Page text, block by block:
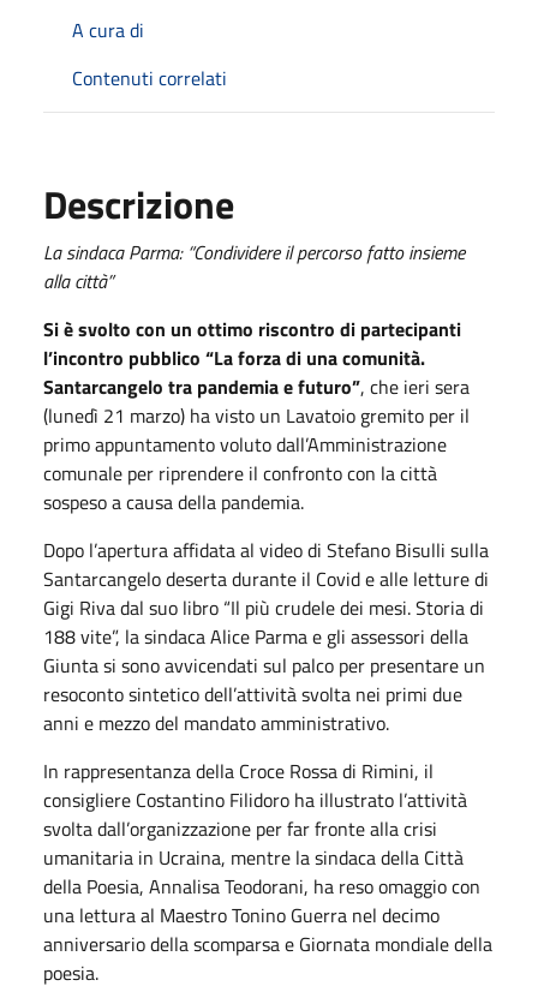
A cura di
Contenuti correlati
Descrizione
La sindaca Parma: “Condividere il percorso fatto insieme
alla città”
Si è svolto con un ottimo riscontro di partecipanti
l’incontro pubblico “La forza di una comunità.
Santarcangelo tra pandemia e futuro”, che ieri sera
(lunedì 21 marzo) ha visto un Lavatoio gremito per il
primo appuntamento voluto dall’Amministrazione
comunale per riprendere il confronto con la città
sospeso a causa della pandemia.
Dopo l’apertura affidata al video di Stefano Bisulli sulla
Santarcangelo deserta durante il Covid e alle letture di
Gigi Riva dal suo libro “Il più crudele dei mesi. Storia di
188 vite”, la sindaca Alice Parma e gli assessori della
Giunta si sono avvicendati sul palco per presentare un
resoconto sintetico dell’attività svolta nei primi due
anni e mezzo del mandato amministrativo.
In rappresentanza della Croce Rossa di Rimini, il
consigliere Costantino Filidoro ha illustrato l’attività
svolta dall’organizzazione per far fronte alla crisi
umanitaria in Ucraina, mentre la sindaca della Città
della Poesia, Annalisa Teodorani, ha reso omaggio con
una lettura al Maestro Tonino Guerra nel decimo
anniversario della scomparsa e Giornata mondiale della
poesia.